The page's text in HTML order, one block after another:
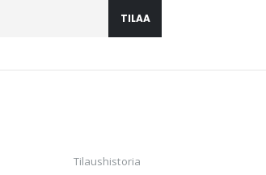
TILAA
Tilaushistoria